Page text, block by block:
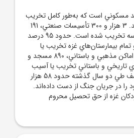
هزار واحد مسکوني است که به‌طور کامل تخريب
شدت آسيب ديده‌اند. 3 هزار و 300 تأسيسات صنعتي، 191
دفتر رسانه‌اي و 621 مدرسه تخريب شده است. حدود 95 درصد
بيمارستان‌هاي غزه تخريب يا
آسيب ديده‌اند. در مورد اماکن مذهبي و باستاني، 890 مسجد و
205 بناي تاريخي و باستاني تخريب يا آسيب
ديده‌اند. طبق آمار يونيسف طي دو سال گذشته حدود 58 هزار
را در جريان جنگ از دست داده‌اند.
از کودکان غزه از حق تحصيل محروم